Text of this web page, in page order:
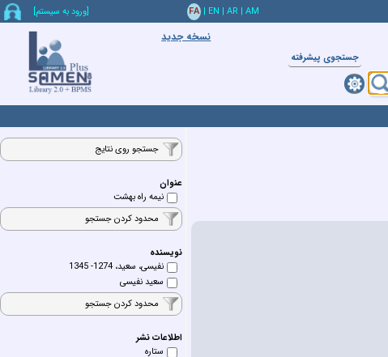
FA | EN | AR | AM [ورود به سيستم]
نسخه جدید
جستجوي پيشرفته